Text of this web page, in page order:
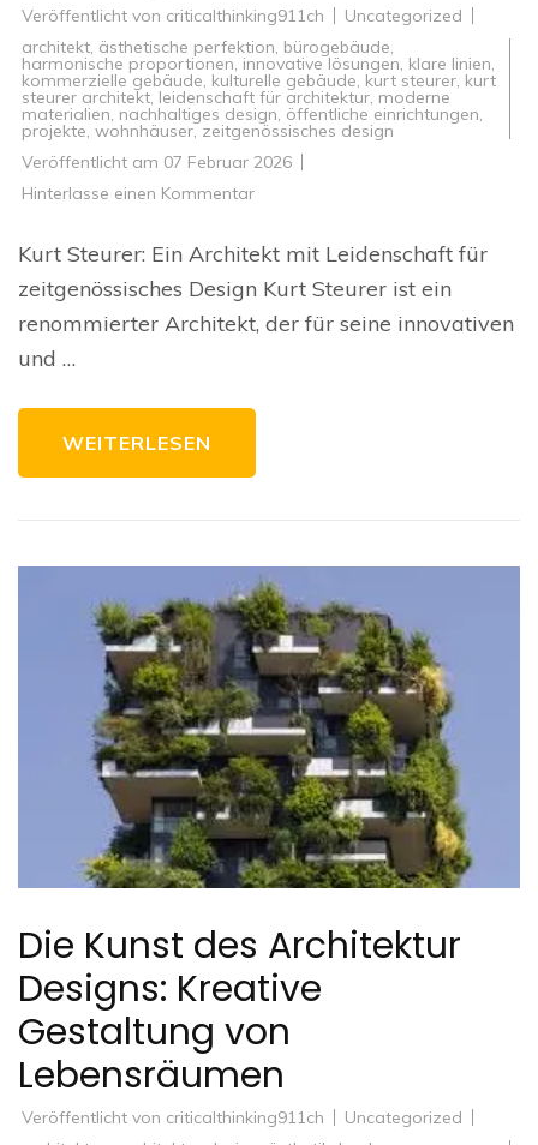
Veröffentlicht von criticalthinking911ch
Uncategorized
architekt ästhetische perfektion bürogebäude
harmonische proportionen innovative lösungen klare linien
kommerzielle gebäude kulturelle gebäude kurt steurer kurt
steurer architekt leidenschaft für architektur moderne
materialien nachhaltiges design öffentliche einrichtungen
projekte wohnhäuser,zeitgenössisches design
Veröffentlicht am 07 Februar 2026
Hinterlasse einen Kommentarzu
Ein
Architekt
zeitgenössischer
Kurt Steurer: Ein Architekt mit Leidenschaft für
zeitgenössisches Design Kurt Steurer ist ein
renommierter Architekt, der für seine innovativen
und …
WEITERLESEN
Die Kunst des Architektur
Designs: Kreative
Gestaltung von
Lebensräumen
Veröffentlicht von criticalthinking911ch
Uncategorized